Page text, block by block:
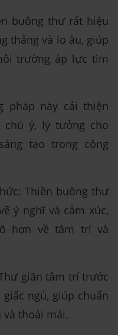
buông thư rất hiệu
thẳng và lo âu, giúp
trường áp lực tìm
pháp này cải thiện
chú ý, lý tưởng cho
tạo trong công
Thiền buông thư
ý nghĩ và cảm xúc,
hơn về tâm trí và
giãn tâm trí trước
ngủ, giúp chuẩn
và thoải mái.